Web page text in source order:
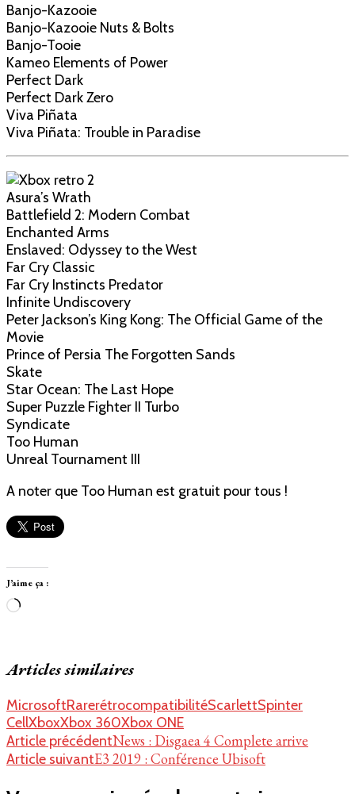
Banjo-Kazooie
Banjo-Kazooie Nuts & Bolts
Banjo-Tooie
Kameo Elements of Power
Perfect Dark
Perfect Dark Zero
Viva Piñata
Viva Piñata: Trouble in Paradise
Asura’s Wrath
Battlefield 2: Modern Combat
Enchanted Arms
Enslaved: Odyssey to the West
Far Cry Classic
Far Cry Instincts Predator
Infinite Undiscovery
Peter Jackson’s King Kong: The Official Game of the
Movie
Prince of Persia The Forgotten Sands
Skate
Star Ocean: The Last Hope
Super Puzzle Fighter II Turbo
Syndicate
Too Human
Unreal Tournament III
A noter que Too Human est gratuit pour tous !
J’aime ça :
Chargement…
Articles similaires
MicrosoftRarerétrocompatibilitéScarlettSpinter
CellXboxXbox 360Xbox ONE
Navigation
d'article
Article précédentNews : Disgaea 4 Complete arrive
Article suivantE3 2019 : Conférence Ubisoft